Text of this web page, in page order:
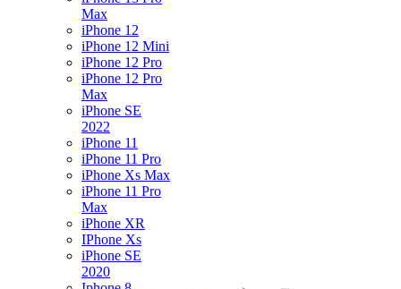
Max
iPhone 12
iPhone 12 Mini
iPhone 12 Pro
iPhone 12 Pro
Max
iPhone SE
2022
iPhone 11
iPhone 11 Pro
iPhone Xs Max
iPhone 11 Pro
Max
iPhone XR
IPhone Xs
iPhone SE
2020